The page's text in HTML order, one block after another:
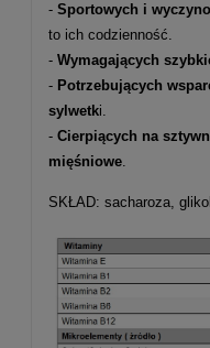
- Sportowych i
to ich codzienność.
- Wymagających
- Potrzebujących
sylwetki.
- Cierpiących na
mięśniowe.
SKŁAD: sacharoza,